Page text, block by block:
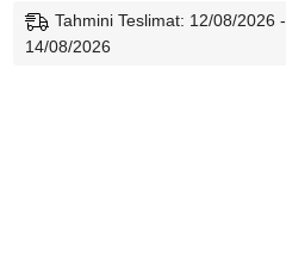
Tahmini Teslimat: 12/08/2026 -
14/08/2026